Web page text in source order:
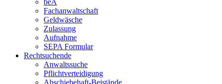
beA
Fachanwaltschaft
Geldwäsche
Zulassung
Aufnahme
SEPA Formular
Rechtsuchende
Anwaltssuche
Pflichtverteidigung
Abschiebehaft-Beistände